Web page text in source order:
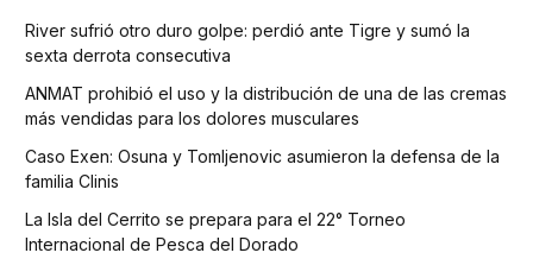
River sufrió otro duro golpe: perdió ante Tigre y sumó la
sexta derrota consecutiva
ANMAT prohibió el uso y la distribución de una de las cremas
más vendidas para los dolores musculares
Caso Exen: Osuna y Tomljenovic asumieron la defensa de la
familia Clinis
La Isla del Cerrito se prepara para el 22° Torneo
Internacional de Pesca del Dorado